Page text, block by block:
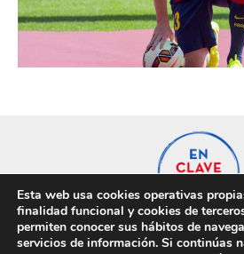
Esta web usa cookies operativas
finalidad funcional y cookies de
permiten conocer sus hábitos de
servicios de información. Si continúas